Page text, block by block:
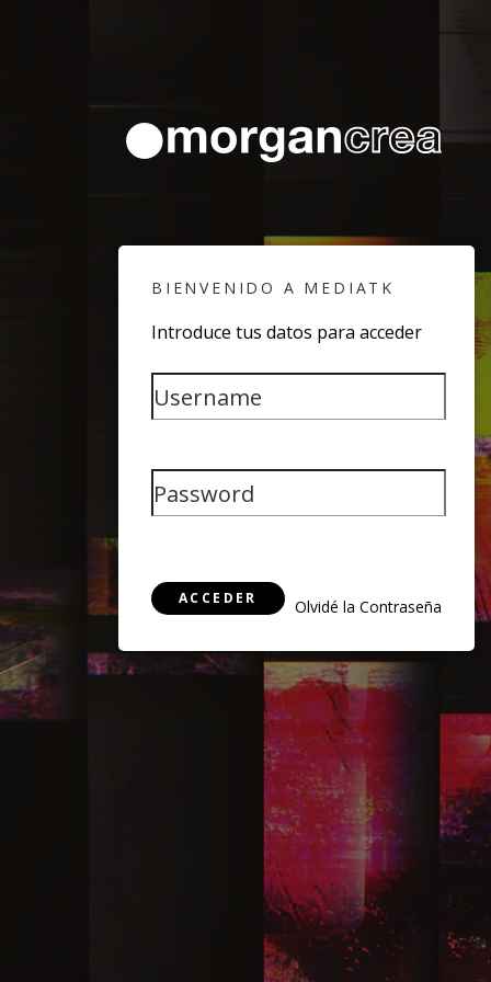
BIENVENIDO A MEDIATK
Introduce tus datos para acceder
ACCEDER Olvidé la Contraseña